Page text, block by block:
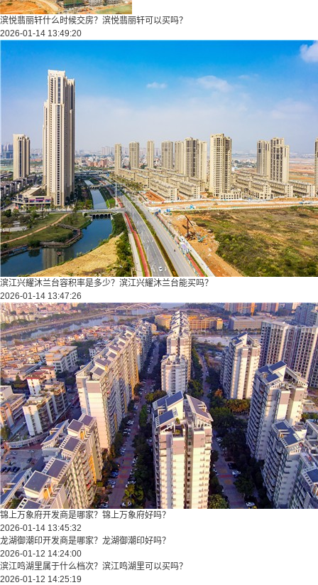
滨悦翡丽轩什么时候交房？滨悦翡丽轩可以买吗？
2026-01-14 13:49:20
滨江兴耀沐兰台容积率是多少？滨江兴耀沐兰台能买吗？
2026-01-14 13:47:26
锦上万象府开发商是哪家？锦上万象府好吗？
2026-01-14 13:45:32
龙湖御潮印开发商是哪家？龙湖御潮印好吗？
2026-01-12 14:24:00
滨江鸣湖里属于什么档次？滨江鸣湖里可以买吗？
2026-01-12 14:25:19